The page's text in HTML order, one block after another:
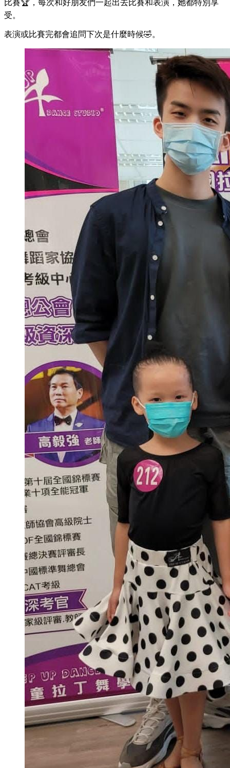
比賽🏆，每次和好朋友們一起出去比賽和表演，她都特別享
受。
表演或比賽完都會追問下次是什麼時候🤣。